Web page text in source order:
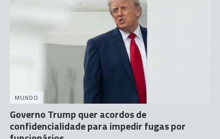
MUNDO
Governo Trump quer acordos de
confidencialidade para impedir fugas por